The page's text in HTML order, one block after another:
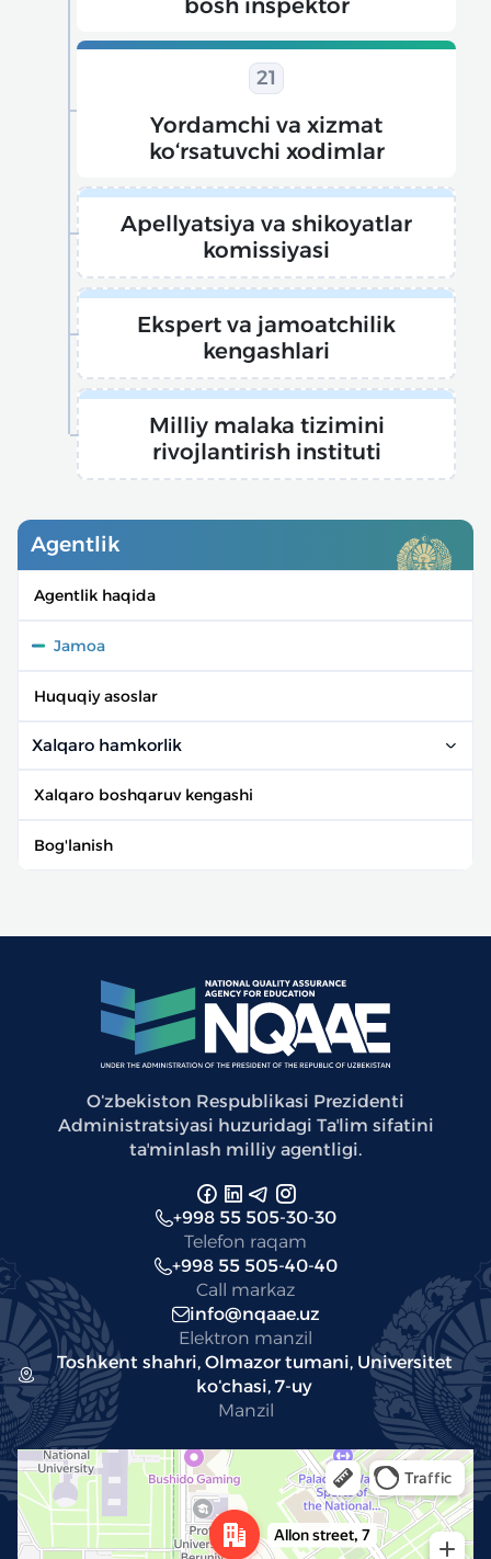
bosh inspektor
21
Yordamchi va xizmat
ko‘rsatuvchi xodimlar
Apellyatsiya va shikoyatlar
komissiyasi
Ekspert va jamoatchilik
kengashlari
Milliy malaka tizimini
rivojlantirish instituti
Agentlik
Agentlik haqida
Jamoa
Huquqiy asoslar
Xalqaro hamkorlik
Xalqaro boshqaruv kengashi
Bog'lanish
Oʻzbekiston Respublikasi Prezidenti
Administratsiyasi huzuridagi Taʼlim sifatini
taʼminlash milliy agentligi.
+998 55 505-30-30
Telefon raqam
+998 55 505-40-40
Call markaz
info@nqaae.uz
Elektron manzil
Toshkent shahri, Olmazor tumani, Universitet
koʻchasi, 7-uy
Manzil